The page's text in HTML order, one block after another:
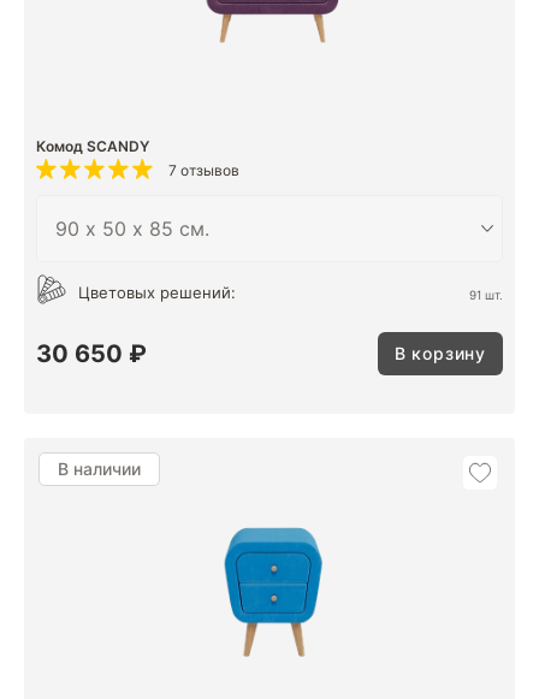
Комод SCANDY
7 отзывов
Цветовых решений: 91 шт.
30 650 ₽ В корзину
В наличии